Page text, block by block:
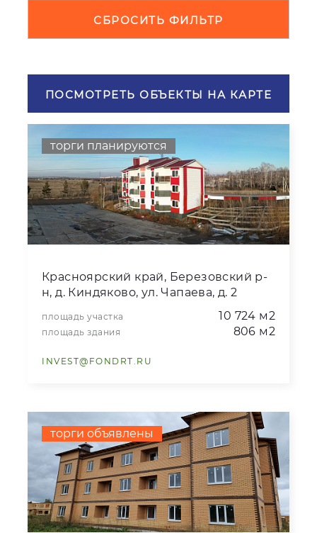
СБРОСИТЬ ФИЛЬТР
ПОСМОТРЕТЬ ОБЪЕКТЫ НА КАРТЕ
торги планируются
Красноярский край, Березовский р-
н, д. Киндяково, ул. Чапаева, д. 2
площадь участка 10 724 м2
площадь здания 806 м2
INVEST@FONDRT.RU
торги объявлены